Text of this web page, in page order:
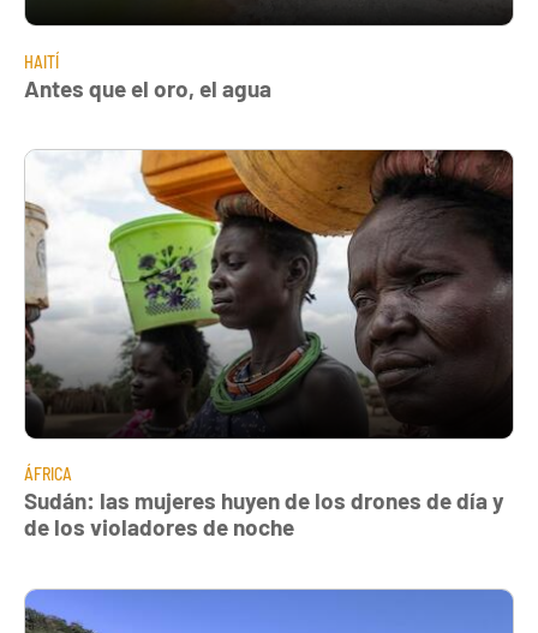
HAITÍ
Antes que el oro, el agua
ÁFRICA
Sudán: las mujeres huyen de los drones de día y
de los violadores de noche